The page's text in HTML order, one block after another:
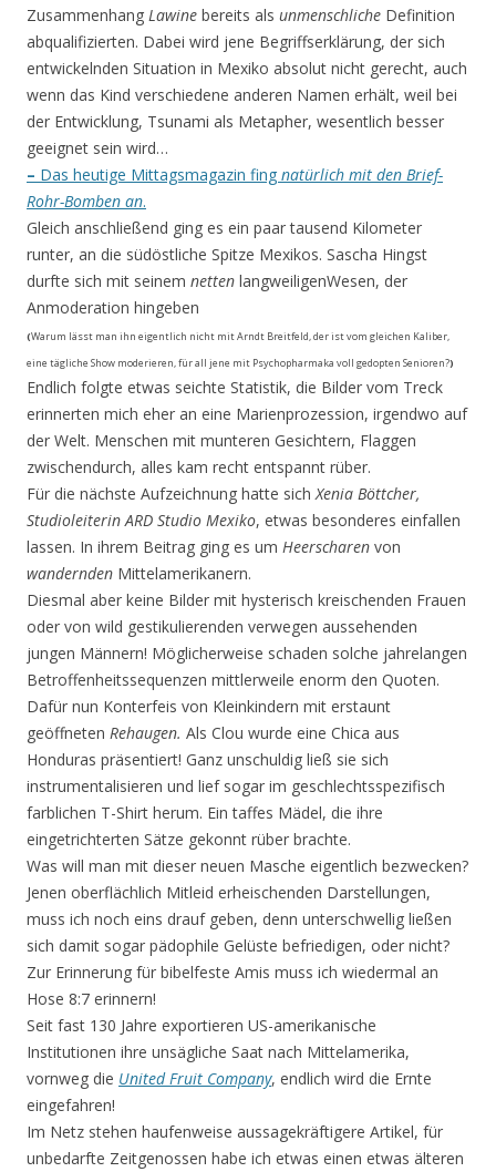
Zusammenhang Lawine bereits als unmenschliche Definition
abqualifizierten. Dabei wird jene Begriffserklärung, der sich
entwickelnden Situation in Mexiko absolut nicht gerecht, auch
wenn das Kind verschiedene anderen Namen erhält, weil bei
der Entwicklung, Tsunami als Metapher, wesentlich besser
geeignet sein wird…
– Das heutige Mittagsmagazin fing natürlich mit den Brief-
Rohr-Bomben an.
Gleich anschließend ging es ein paar tausend Kilometer
runter, an die südöstliche Spitze Mexikos. Sascha Hingst
durfte sich mit seinem netten langweiligenWesen, der
Anmoderation hingeben
(Warum lässt man ihn eigentlich nicht mit Arndt Breitfeld, der ist vom gleichen Kaliber,
eine tägliche Show moderieren, für all jene mit Psychopharmaka voll gedopten Senioren?)
Endlich folgte etwas seichte Statistik, die Bilder vom Treck
erinnerten mich eher an eine Marienprozession, irgendwo auf
der Welt. Menschen mit munteren Gesichtern, Flaggen
zwischendurch, alles kam recht entspannt rüber.
Für die nächste Aufzeichnung hatte sich Xenia Böttcher,
Studioleiterin ARD Studio Mexiko, etwas besonderes einfallen
lassen. In ihrem Beitrag ging es um Heerscharen von
wandernden Mittelamerikanern.
Diesmal aber keine Bilder mit hysterisch kreischenden Frauen
oder von wild gestikulierenden verwegen aussehenden
jungen Männern! Möglicherweise schaden solche jahrelangen
Betroffenheitssequenzen mittlerweile enorm den Quoten.
Dafür nun Konterfeis von Kleinkindern mit erstaunt
geöffneten Rehaugen. Als Clou wurde eine Chica aus
Honduras präsentiert! Ganz unschuldig ließ sie sich
instrumentalisieren und lief sogar im geschlechtsspezifisch
farblichen T-Shirt herum. Ein taffes Mädel, die ihre
eingetrichterten Sätze gekonnt rüber brachte.
Was will man mit dieser neuen Masche eigentlich bezwecken?
Jenen oberflächlich Mitleid erheischenden Darstellungen,
muss ich noch eins drauf geben, denn unterschwellig ließen
sich damit sogar pädophile Gelüste befriedigen, oder nicht?
Zur Erinnerung für bibelfeste Amis muss ich wiedermal an
Hose 8:7 erinnern!
Seit fast 130 Jahre exportieren US-amerikanische
Institutionen ihre unsägliche Saat nach Mittelamerika,
vornweg die United Fruit Company, endlich wird die Ernte
eingefahren!
Im Netz stehen haufenweise aussagekräftigere Artikel, für
unbedarfte Zeitgenossen habe ich etwas einen etwas älteren